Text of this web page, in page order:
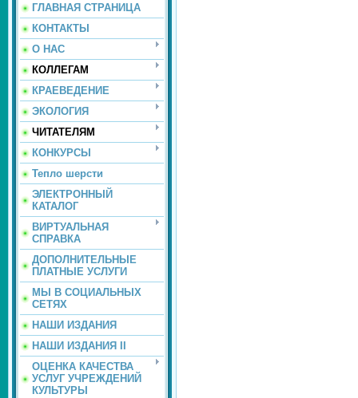
ГЛАВНАЯ СТРАНИЦА
КОНТАКТЫ
О НАС
КОЛЛЕГАМ
КРАЕВЕДЕНИЕ
ЭКОЛОГИЯ
ЧИТАТЕЛЯМ
КОНКУРСЫ
Тепло шерсти
ЭЛЕКТРОННЫЙ
КАТАЛОГ
ВИРТУАЛЬНАЯ
СПРАВКА
ДОПОЛНИТЕЛЬНЫЕ
ПЛАТНЫЕ УСЛУГИ
МЫ В СОЦИАЛЬНЫХ
СЕТЯХ
НАШИ ИЗДАНИЯ
НАШИ ИЗДАНИЯ II
ОЦЕНКА КАЧЕСТВА
УСЛУГ УЧРЕЖДЕНИЙ
КУЛЬТУРЫ